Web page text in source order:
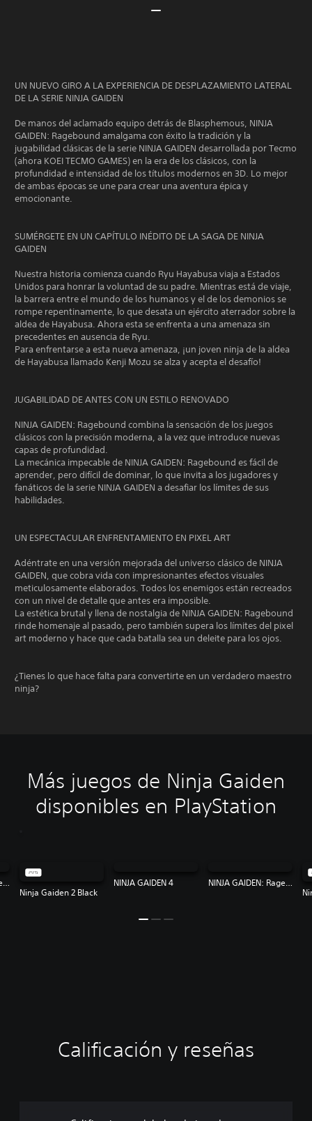
UN NUEVO GIRO A LA EXPERIENCIA DE DESPLAZAMIENTO LATERAL
DE LA SERIE NINJA GAIDEN
De manos del aclamado equipo detrás de Blasphemous, NINJA
GAIDEN: Ragebound amalgama con éxito la tradición y la
jugabilidad clásicas de la serie NINJA GAIDEN desarrollada por Tecmo
(ahora KOEI TECMO GAMES) en la era de los clásicos, con la
profundidad e intensidad de los títulos modernos en 3D. Lo mejor
de ambas épocas se une para crear una aventura épica y
emocionante.
SUMÉRGETE EN UN CAPÍTULO INÉDITO DE LA SAGA DE NINJA
GAIDEN
Nuestra historia comienza cuando Ryu Hayabusa viaja a Estados
Unidos para honrar la voluntad de su padre. Mientras está de viaje,
la barrera entre el mundo de los humanos y el de los demonios se
rompe repentinamente, lo que desata un ejército aterrador sobre la
aldea de Hayabusa. Ahora esta se enfrenta a una amenaza sin
precedentes en ausencia de Ryu.
Para enfrentarse a esta nueva amenaza, ¡un joven ninja de la aldea
de Hayabusa llamado Kenji Mozu se alza y acepta el desafío!
JUGABILIDAD DE ANTES CON UN ESTILO RENOVADO
NINJA GAIDEN: Ragebound combina la sensación de los juegos
clásicos con la precisión moderna, a la vez que introduce nuevas
capas de profundidad.
La mecánica impecable de NINJA GAIDEN: Ragebound es fácil de
aprender, pero difícil de dominar, lo que invita a los jugadores y
fanáticos de la serie NINJA GAIDEN a desafiar los límites de sus
habilidades.
UN ESPECTACULAR ENFRENTAMIENTO EN PIXEL ART
Adéntrate en una versión mejorada del universo clásico de NINJA
GAIDEN, que cobra vida con impresionantes efectos visuales
meticulosamente elaborados. Todos los enemigos están recreados
con un nivel de detalle que antes era imposible.
La estética brutal y llena de nostalgia de NINJA GAIDEN: Ragebound
rinde homenaje al pasado, pero también supera los límites del pixel
art moderno y hace que cada batalla sea un deleite para los ojos.
¿Tienes lo que hace falta para convertirte en un verdadero maestro
ninja?
Más juegos de Ninja Gaiden
disponibles en PlayStation
Ninja Gaiden 2 Black
NINJA GAIDEN 4
NINJA GAIDEN: Ragebound
NINJA GAIDEN: Ragebound
Calificación y reseñas